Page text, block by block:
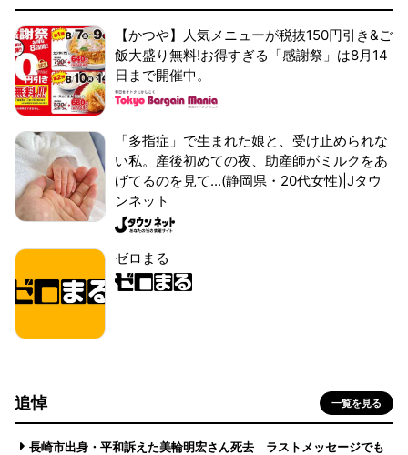
【かつや】人気メニューが税抜150円引き&ご
飯大盛り無料!お得すぎる「感謝祭」は8月14
日まで開催中。
「多指症」で生まれた娘と、受け止められな
い私。産後初めての夜、助産師がミルクをあ
げてるのを見て...(静岡県・20代女性)|Jタウ
ンネット
ゼロまる
追悼 一覧を見る
長崎市出身・平和訴えた美輪明宏さん死去 ラストメッセージでも